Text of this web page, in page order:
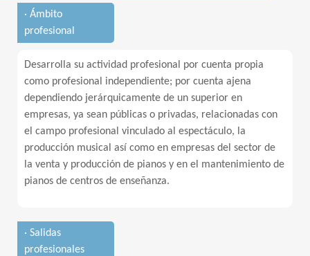
· Ámbito
profesional
Desarrolla su actividad profesional por cuenta propia
como profesional independiente; por cuenta ajena
dependiendo jerárquicamente de un superior en
empresas, ya sean públicas o privadas, relacionadas con
el campo profesional vinculado al espectáculo, la
producción musical así como en empresas del sector de
la venta y producción de pianos y en el mantenimiento de
pianos de centros de enseñanza.
· Salidas
profesionales